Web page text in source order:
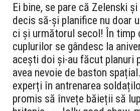
Ei bine, se pare că Zelenski
decis să-și planifice nu doar
ci și următorul secol! În timp
cuplurilor se gândesc la
acești doi și-au făcut planuri
avea nevoie de baston
experți în antrenarea
promis să învețe băieții să